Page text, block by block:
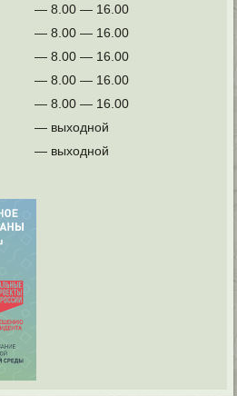
— 8.00 — 16.00
— 8.00 — 16.00
— 8.00 — 16.00
— 8.00 — 16.00
— 8.00 — 16.00
— выходной
— выходной